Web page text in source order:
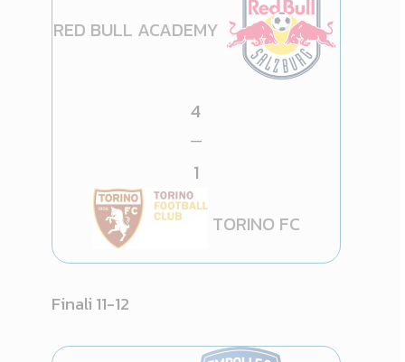
RED BULL ACADEMY
4
—
1
TORINO FC
Finali 11-12